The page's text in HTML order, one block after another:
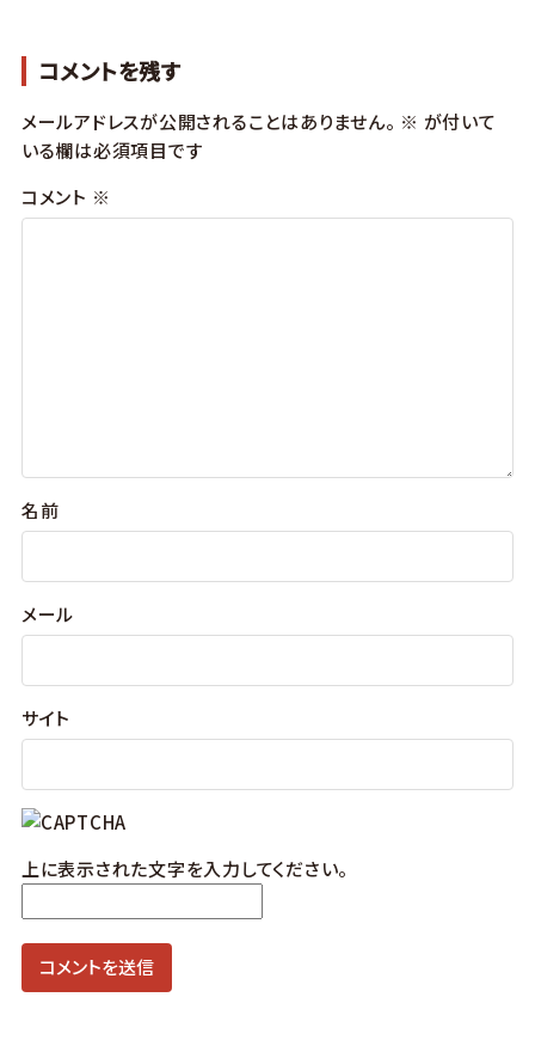
コメントを残す
メールアドレスが公開されることはありません。 ※ が付いて
いる欄は必須項目です
コメント ※
名前
メール
サイト
上に表示された文字を入力してください。